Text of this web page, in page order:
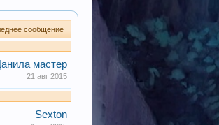
сообщение
мастер
21 авг 2015
Sexton